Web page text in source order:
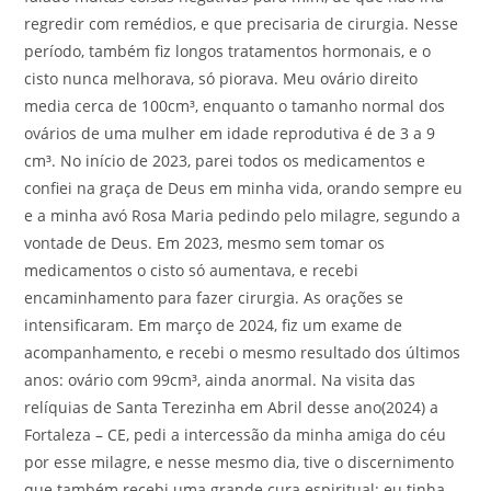
regredir com remédios, e que precisaria de cirurgia. Nesse
período, também fiz longos tratamentos hormonais, e o
cisto nunca melhorava, só piorava. Meu ovário direito
media cerca de 100cm³, enquanto o tamanho normal dos
ovários de uma mulher em idade reprodutiva é de 3 a 9
cm³. No início de 2023, parei todos os medicamentos e
confiei na graça de Deus em minha vida, orando sempre eu
e a minha avó Rosa Maria pedindo pelo milagre, segundo a
vontade de Deus. Em 2023, mesmo sem tomar os
medicamentos o cisto só aumentava, e recebi
encaminhamento para fazer cirurgia. As orações se
intensificaram. Em março de 2024, fiz um exame de
acompanhamento, e recebi o mesmo resultado dos últimos
anos: ovário com 99cm³, ainda anormal. Na visita das
relíquias de Santa Terezinha em Abril desse ano(2024) a
Fortaleza – CE, pedi a intercessão da minha amiga do céu
por esse milagre, e nesse mesmo dia, tive o discernimento